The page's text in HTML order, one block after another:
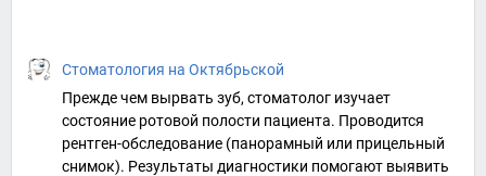
Стоматология на Октябрьской
Прежде чем вырвать зуб, стоматолог изучает
состояние ротовой полости пациента. Проводится
рентген-обследование (панорамный или прицельный
снимок). Результаты диагностики помогают выявить